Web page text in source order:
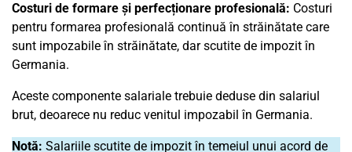
Costuri de formare și perfecționare profesională: Costuri
pentru formarea profesională continuă în străinătate care
sunt impozabile în străinătate, dar scutite de impozit în
Germania.
Aceste componente salariale trebuie deduse din salariul
brut, deoarece nu reduc venitul impozabil în Germania.
Notă: Salariile scutite de impozit în temeiul unui acord de